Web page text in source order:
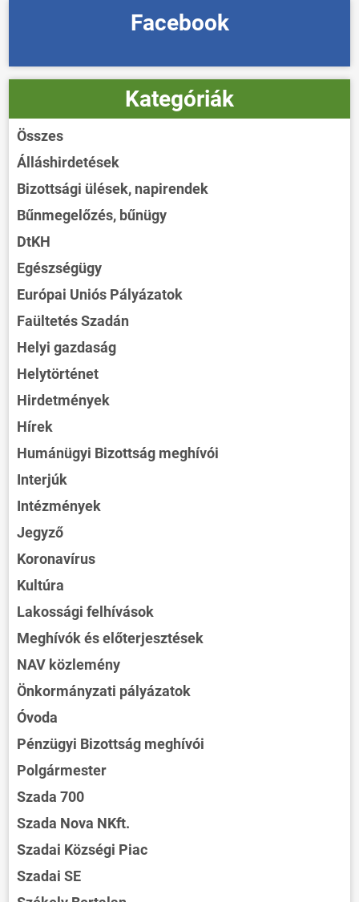
Facebook
Kategóriák
Összes
Álláshirdetések
Bizottsági ülések, napirendek
Bűnmegelőzés, bűnügy
DtKH
Egészségügy
Európai Uniós Pályázatok
Faültetés Szadán
Helyi gazdaság
Helytörténet
Hirdetmények
Hírek
Humánügyi Bizottság meghívói
Interjúk
Intézmények
Jegyző
Koronavírus
Kultúra
Lakossági felhívások
Meghívók és előterjesztések
NAV közlemény
Önkormányzati pályázatok
Óvoda
Pénzügyi Bizottság meghívói
Polgármester
Szada 700
Szada Nova NKft.
Szadai Községi Piac
Szadai SE